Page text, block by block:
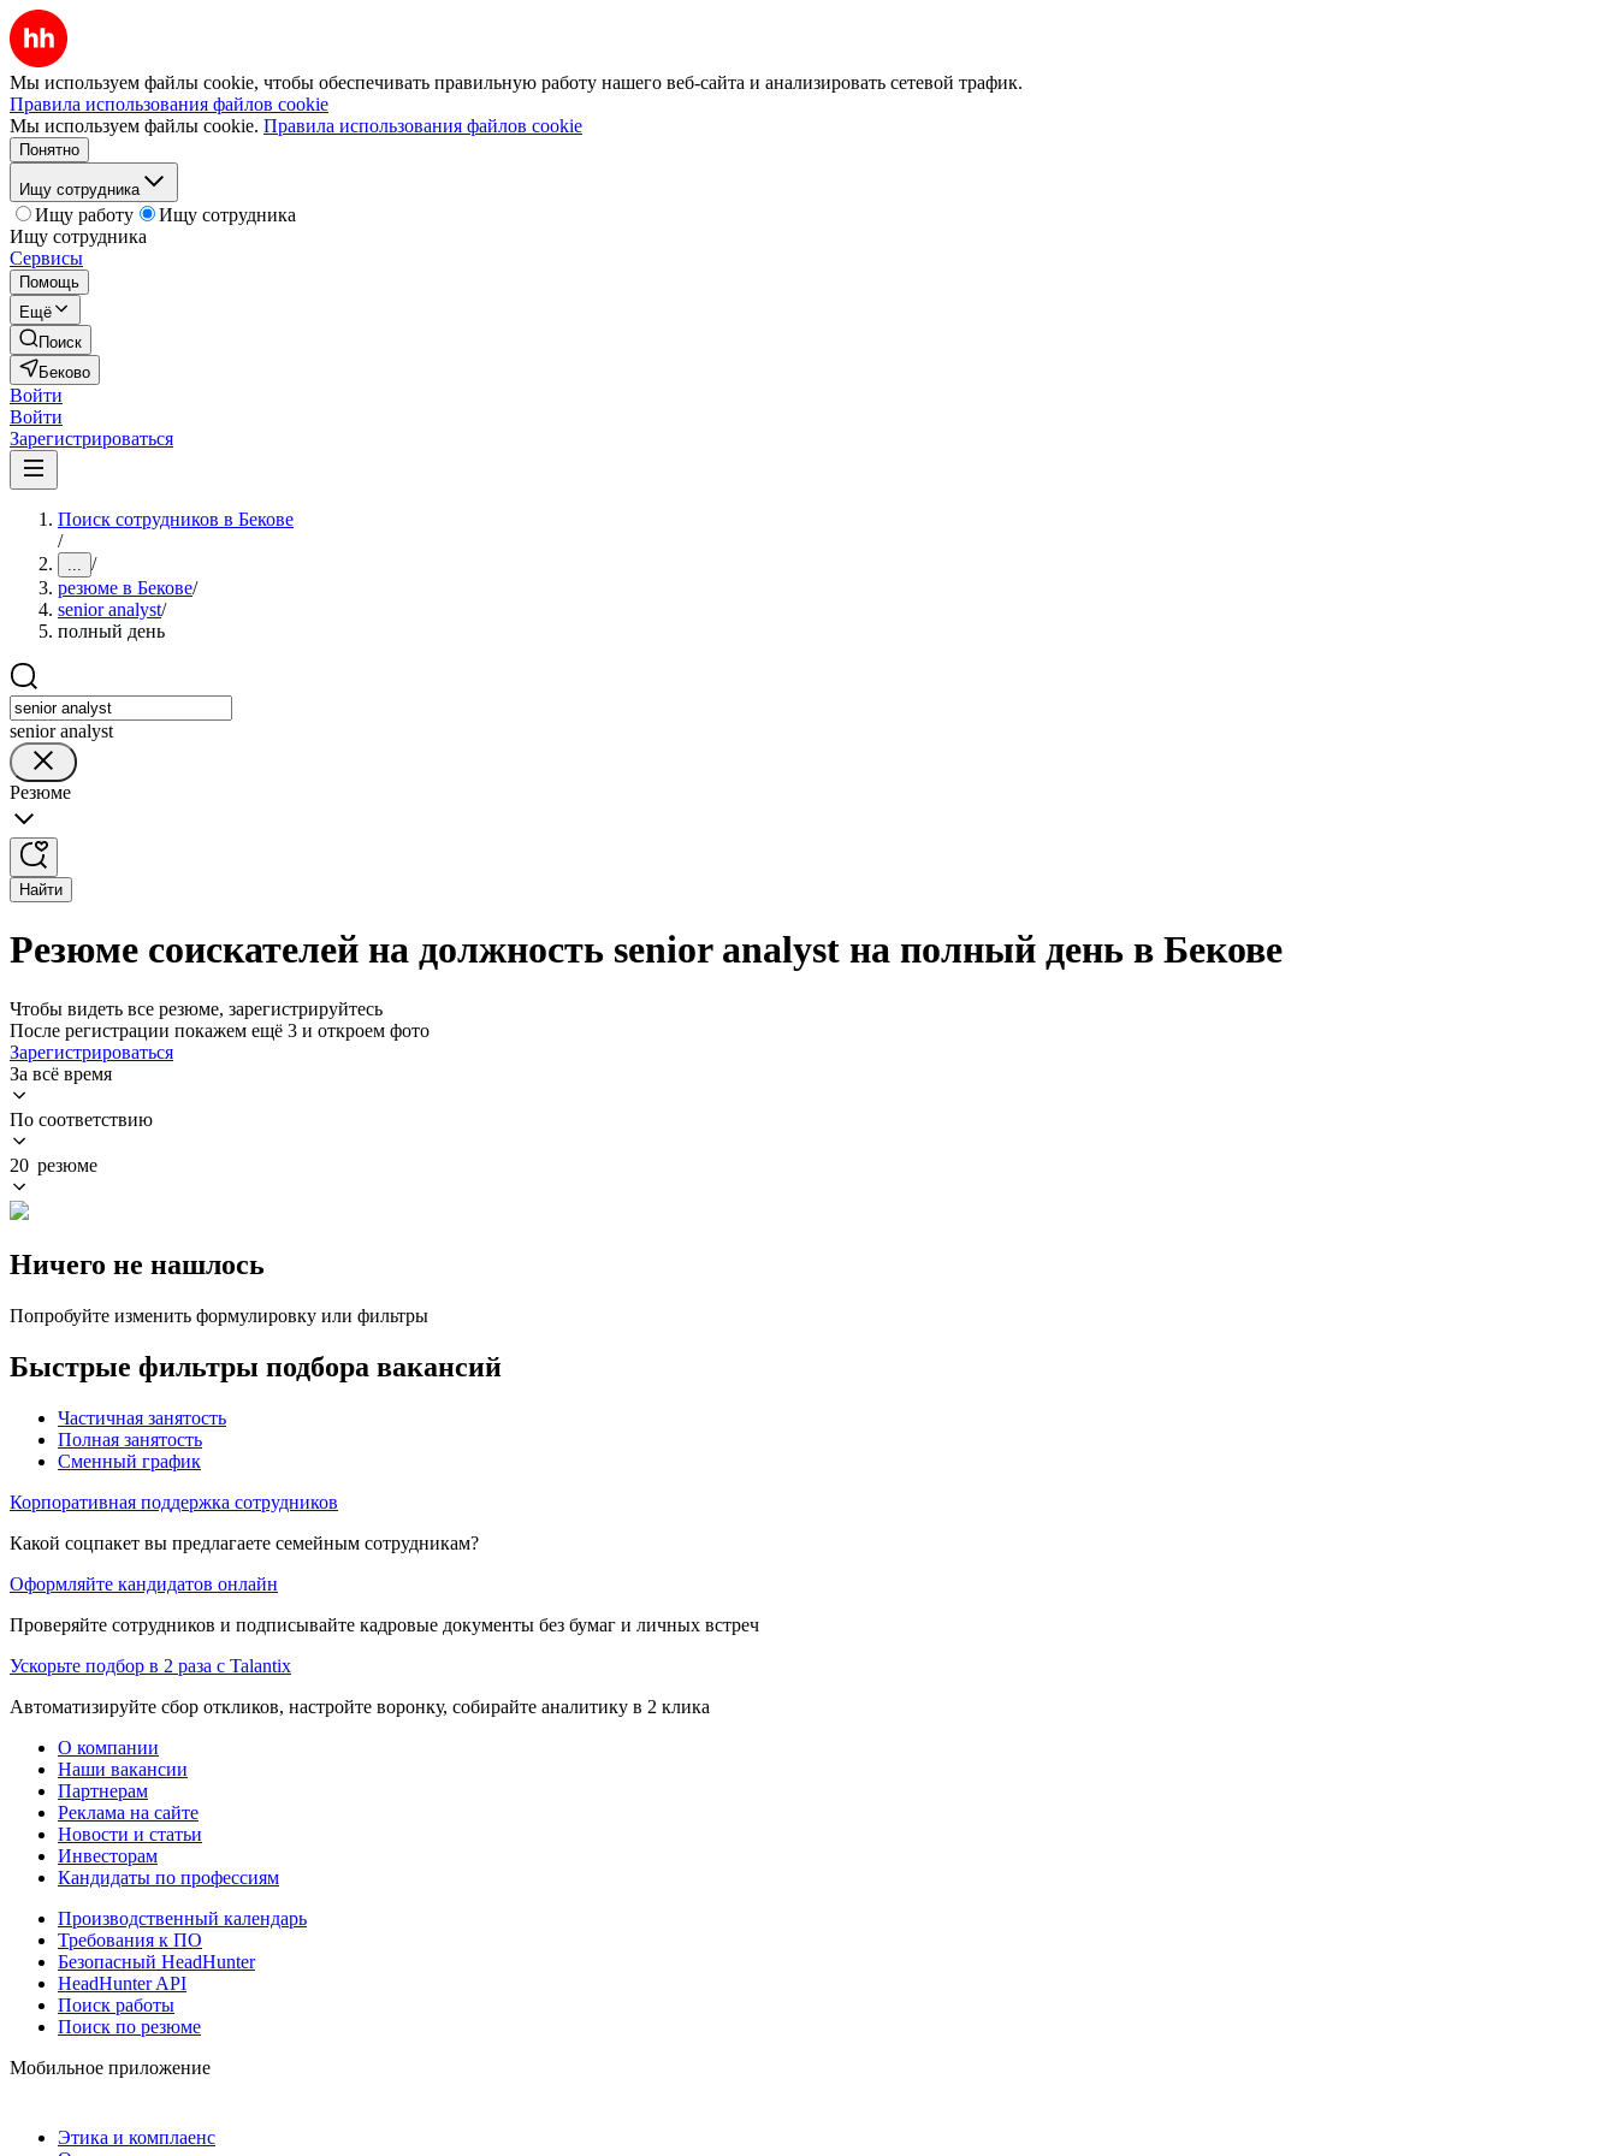
Мы используем файлы cookie, чтобы обеспечивать правильную работу нашего веб-сайта и анализировать сетевой трафик.
Правила использования файлов cookie
Мы используем файлы cookie. Правила использования файлов cookie
Понятно
Ищу сотрудника
Ищу работу
Ищу сотрудника
Ищу сотрудника
Сервисы
Помощь
Ещё
Поиск
Беково
Войти
Войти
Зарегистрироваться
Поиск сотрудников в Бекове
/
... /
резюме в Бекове/
senior analyst/
полный день
senior analyst
Резюме
Найти
Резюме соискателей на должность senior analyst на полный день в Бекове
Чтобы видеть все резюме, зарегистрируйтесь
После регистрации покажем ещё 3 и откроем фото
Зарегистрироваться
За всё время
По соответствию
20 резюме
Ничего не нашлось
Попробуйте изменить формулировку или фильтры
Быстрые фильтры подбора вакансий
Частичная занятость
Полная занятость
Сменный график
Корпоративная поддержка сотрудников
Какой соцпакет вы предлагаете семейным сотрудникам?
Оформляйте кандидатов онлайн
Проверяйте сотрудников и подписывайте кадровые документы без бумаг и личных встреч
Ускорьте подбор в 2 раза с Talantix
Автоматизируйте сбор откликов, настройте воронку, собирайте аналитику в 2 клика
О компании
Наши вакансии
Партнерам
Реклама на сайте
Новости и статьи
Инвесторам
Кандидаты по профессиям
Производственный календарь
Требования к ПО
Безопасный HeadHunter
HeadHunter API
Поиск работы
Поиск по резюме
Мобильное приложение
Этика и комплаенс